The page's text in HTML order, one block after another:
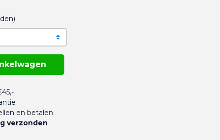
en betalen
verzonden